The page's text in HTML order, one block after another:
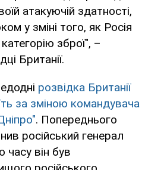
атакуючій здатності,
у зміні того, як Росія
зброї", –
Британії.
розвідка Британії
за зміною командувача
. Попереднього
російський генерал
часу він був